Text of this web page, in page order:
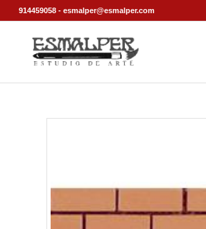
914459058 - esmalper@esmalper.com